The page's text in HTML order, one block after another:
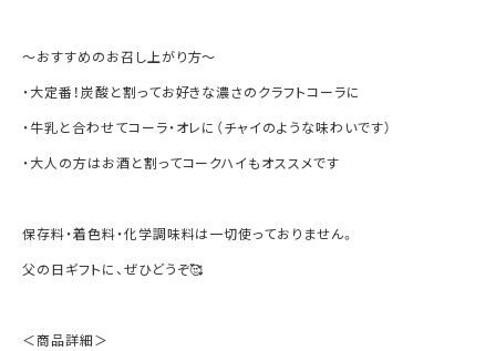
〜おすすめのお召し上がり方〜
・大定番！炭酸と割ってお好きな濃さのクラフトコーラに
・牛乳と合わせてコーラ・オレに（チャイのような味わいです）
・大人の方はお酒と割ってコークハイもオススメです
保存料・着色料・化学調味料は一切使っておりません。
父の日ギフトに、ぜひどうぞ🥰
＜商品詳細＞